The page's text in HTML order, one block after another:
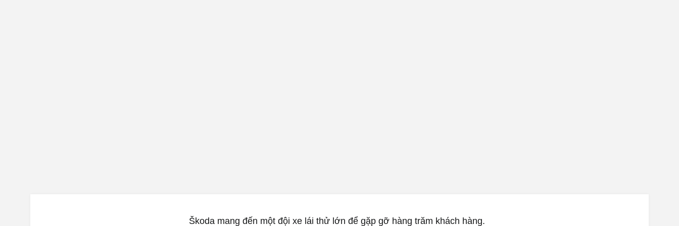
Škoda mang đến một đội xe lái thử lớn để gặp gỡ hàng trăm khách hàng.